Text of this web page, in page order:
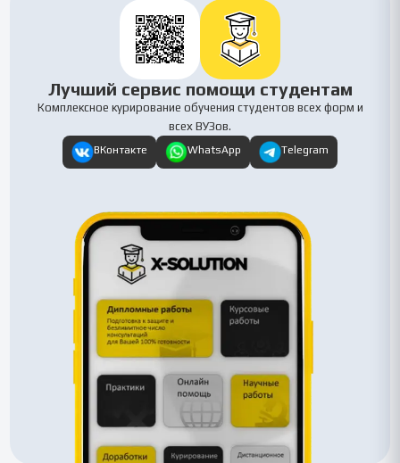
Лучший сервис помощи студентам
Комплексное курирование обучения студентов всех форм и
всех ВУЗов.
ВКонтакте WhatsApp Telegram